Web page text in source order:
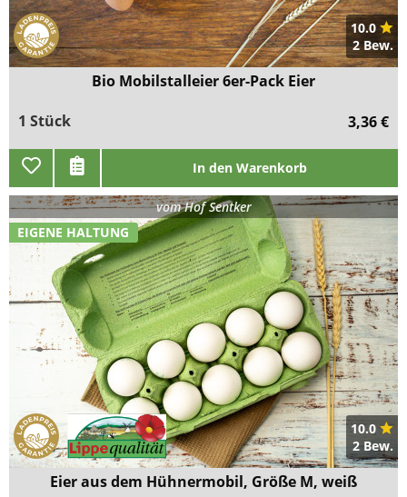
10.0
2 Bew.
Bio Mobilstalleier 6er-Pack Eier
1 Stück
3,36 €
In den Warenkorb
EIGENE HALTUNG
vomHof Sentker
10.0
2 Bew.
Eier aus dem Hühnermobil, Größe M, weiß